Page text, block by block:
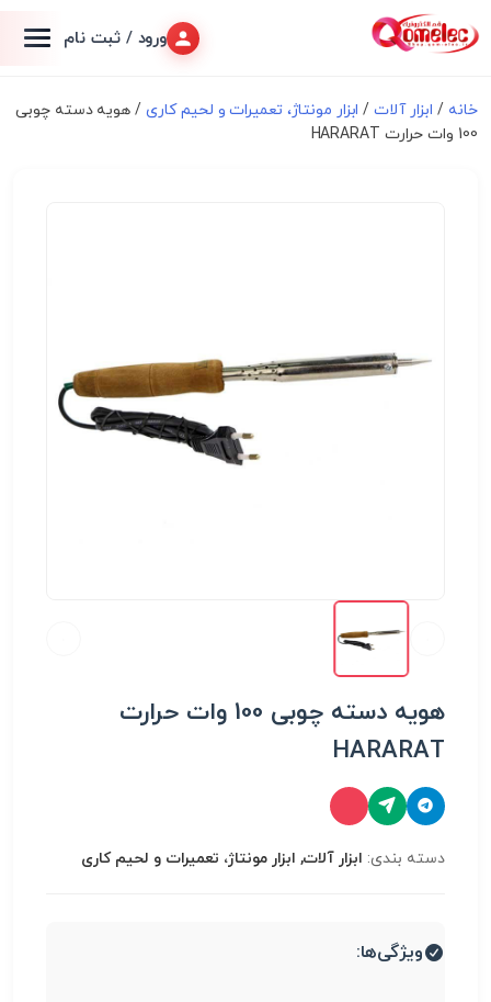
ورود / ثبت نام
خانه / ابزار آلات/ ابزار مونتاژ، تعميرات و لحیم کاری/ هویه دسته چوبی
100 وات حرارت HARARAT
هویه دسته چوبی 100 وات حرارت
HARARAT
دسته بندی: ابزار آلات, ابزار مونتاژ، تعميرات و لحیم کاری
ویژگی‌ها: